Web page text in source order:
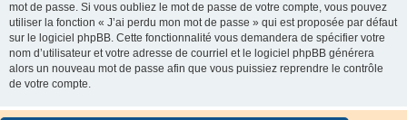
mot de passe. Si vous oubliez le mot de passe de votre compte, vous pouvez
utiliser la fonction « J’ai perdu mon mot de passe » qui est proposée par défaut
sur le logiciel phpBB. Cette fonctionnalité vous demandera de spécifier votre
nom d’utilisateur et votre adresse de courriel et le logiciel phpBB générera
alors un nouveau mot de passe afin que vous puissiez reprendre le contrôle
de votre compte.